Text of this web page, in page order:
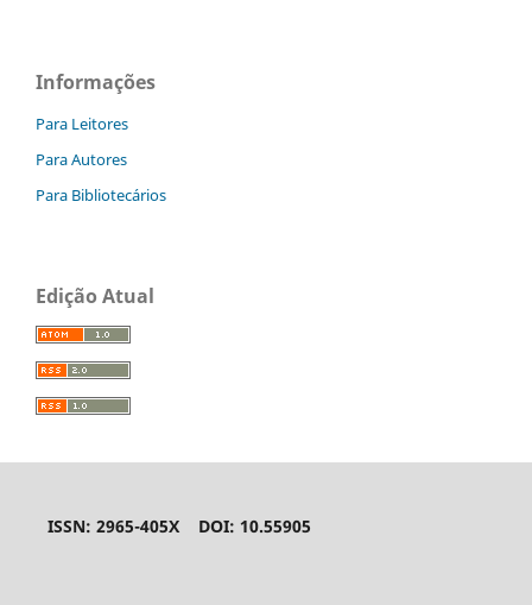
Informações
Para Leitores
Para Autores
Para Bibliotecários
Edição Atual
ISSN: 2965-405X DOI: 10.55905